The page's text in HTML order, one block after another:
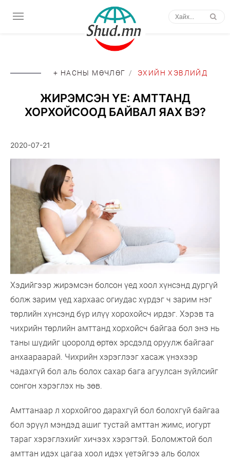
+ НАСНЫ МӨЧЛӨГ / ЭХИЙН ХЭВЛИЙД
ЖИРЭМСЭН ҮЕ: АМТТАНД
ХОРХОЙСООД БАЙВАЛ ЯАХ ВЭ?
2020-07-21
Хэдийгээр жирэмсэн болсон үед хоол хүнсэнд дургүй
болж зарим үед хархаас огиудас хүрдэг ч зарим нэг
төрлийн хүнсэнд бүр илүү хорохойсч ирдэг. Хэрэв та
чихрийн төрлийн амттанд хорхойсч байгаа бол энэ нь
таны шүдийг цооролд өртөх эрсдэлд оруулж байгааг
анхаараарай. Чихрийн хэрэглээг хасаж үнэхээр
чадахгүй бол аль болох сахар бага агуулсан зүйлсийг
сонгон хэрэглэх нь зөв.
Амттанаар л хорхойгоо дарахгүй бол болохгүй байгаа
бол эрүүл мэндэд ашиг тустай амттан жимс, иогурт
тараг хэрэглэхийг хичээх хэрэгтэй. Боломжтой бол
амттан идэх цагаа хоол идэх үетэйгээ аль болох